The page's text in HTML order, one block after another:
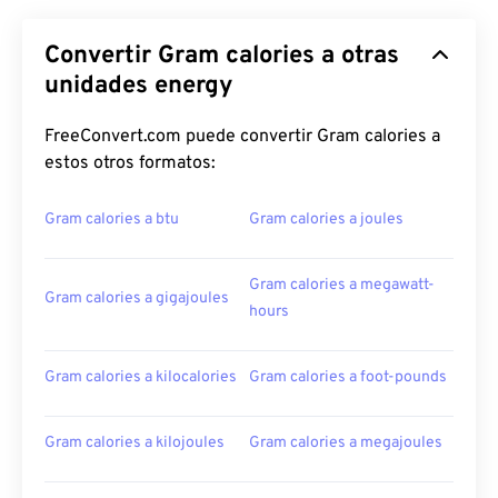
Convertir Gram calories a otras
unidades energy
FreeConvert.com puede convertir Gram calories a
estos otros formatos:
Gram calories a btu Gram calories a joules
Gram calories a gigajoules
Gram calories a megawatt-
hours
Gram calories a kilocalories Gram calories a foot-pounds
Gram calories a kilojoules Gram calories a megajoules